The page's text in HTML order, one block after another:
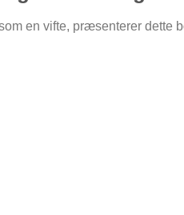
en vifte, præsenterer dette